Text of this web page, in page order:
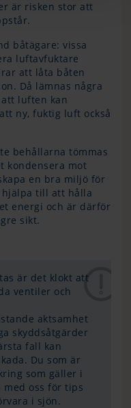
är risken stor att
båtägare: vissa
luftavfuktare
att låta båten
Då lämnas några
luften kan
ny, fuktig luft också
behållarna tömmas
kondensera mot
en bra miljö för
hjälpa till att hålla
energi och är därför
sikt.
är det klokt att
ventiler och
aktsamhet
skyddsåtgärder
fall kan
Du som är
som gäller i
oss för tips
i sjön.